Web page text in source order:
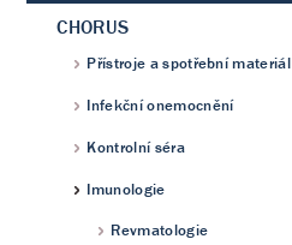
CHORUS
Přístroje a spotřební materiál
Infekční onemocnění
Kontrolní séra
Imunologie
Revmatologie